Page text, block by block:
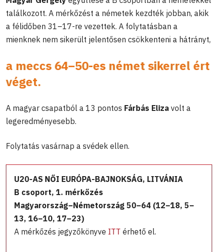
találkozott. A mérkőzést a németek kezdték jobban, akik
a félidőben 31–17-re vezettek. A folytatásban a
mienknek nem sikerült jelentősen csökkenteni a hátrányt,
a meccs 64–50-es német sikerrel ért
véget.
A magyar csapatból a 13 pontos Fárbás Eliza volt a
legeredményesebb.
Folytatás vasárnap a svédek ellen.
U20-AS NŐI EURÓPA-BAJNOKSÁG, LITVÁNIA
B csoport, 1. mérkőzés
Magyarország–Németország 50–64 (12–18, 5–
13, 16–10, 17–23)
A mérkőzés jegyzőkönyve ITT érhető el.